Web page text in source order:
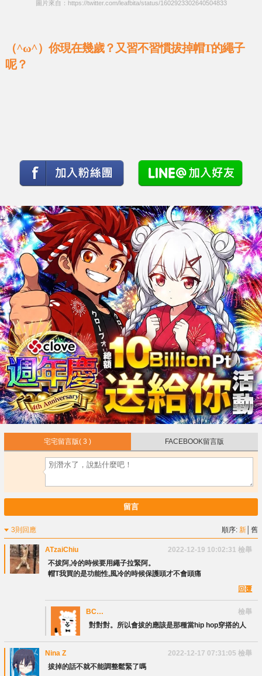
圖片來自：https://twitter.com/leafbita/status/1602923302640504833
（^ω^）你現在幾歲？又習不習慣拔掉帽T的繩子
呢？
宅宅留言版( 3 ) FACEBOOK留言版
留言
3則回應 順序:新 │舊
ATzaiChiu 2022-12-19 10:02:31 檢舉
不拔阿,冷的時候要用繩子拉緊阿。
帽T我買的是功能性,風冷的時候保護頭才不會頭痛
回覆
BC
Tinymelody
檢舉
對對對。所以會拔的應該是那種當hip hop穿搭的人
Nina Z 2022-12-17 07:31:05 檢舉
拔掉的話不就不能調整鬆緊了嗎